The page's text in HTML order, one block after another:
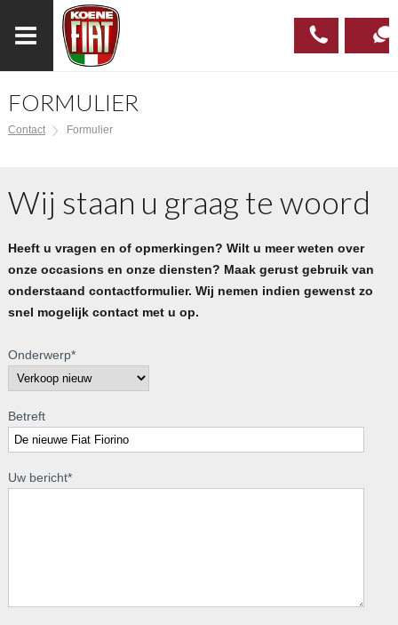
FORMULIER
Contact Formulier
Wij staan u graag te woord
Heeft u vragen en of opmerkingen? Wilt u meer weten over
onze occasions en onze diensten? Maak gerust gebruik van
onderstaand contactformulier. Wij nemen indien gewenst zo
snel mogelijk contact met u op.
Onderwerp*
Betreft
Uw bericht*